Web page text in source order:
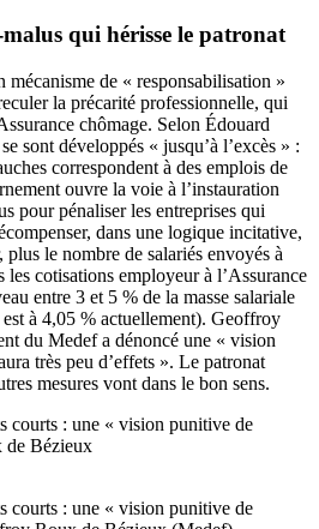
qui hérisse le patronat
mécanisme de « responsabilisation »
la précarité professionnelle, qui
chômage. Selon Édouard
sont développés « jusqu’à l’excès » :
correspondent à des emplois de
ouvre la voie à l’instauration
pour pénaliser les entreprises qui
dans une logique incitative,
le nombre de salariés envoyés à
cotisations employeur à l’Assurance
entre 3 et 5 % de la masse salariale
à 4,05 % actuellement). Geoffroy
du Medef a dénoncé une « vision
très peu d’effets ». Le patronat
mesures vont dans le bon sens.
courts : une « vision punitive de
de Bézieux
courts : une « vision punitive de